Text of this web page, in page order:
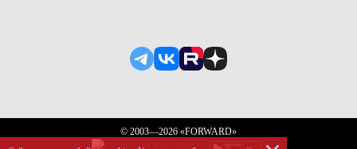
© 2003—2026 «FORWARD»